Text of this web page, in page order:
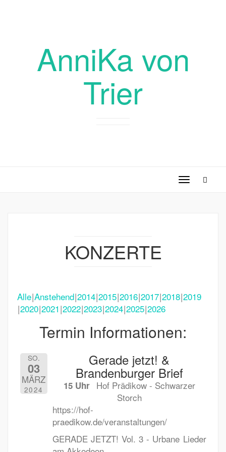
AnniKa von
Trier
Toggle
KONZERTE
Alle Anstehend 2014 2015 2016 2017 2018 2019
2020 2021 2022 2023 2024 2025 2026
Termin Informationen:
SO.
03
MÄRZ
2024
Gerade jetzt! &
Brandenburger Brief
15 Uhr
Hof Prädikow - Schwarzer
Storch
https://hof-
praedikow.de/veranstaltungen/
GERADE JETZT! Vol. 3 - Urbane Lieder